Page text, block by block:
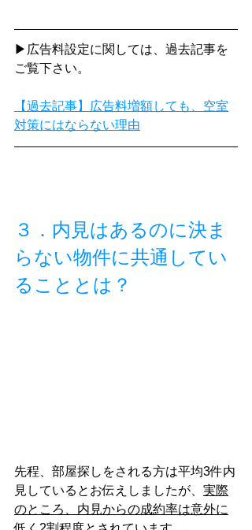
▶広告料設定に関しては、過去記事を
ご覧下さい。
【過去記事】広告料増額しても、空室
対策にはならない理由
３．内見はあるのに決ま
らない物件に共通してい
ることとは？
先程、部屋探しをされる方は平均3件内
見しているとお伝えしましたが、 実際
のところ、内見からの成約率は意外に